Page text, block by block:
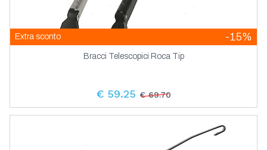
Extra sconto -15%
Bracci Telescopici Roca Tip
€ 59.25 € 69.70